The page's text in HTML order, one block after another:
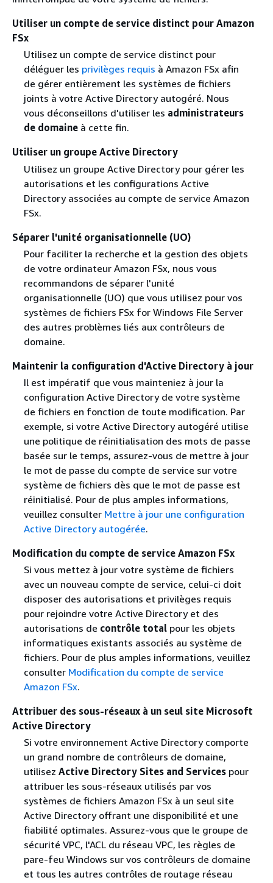
Utiliser un compte de service distinct pour Amazon
FSx
Utilisez un compte de service distinct pour
déléguer les privilèges requis à Amazon FSx afin
de gérer entièrement les systèmes de fichiers
joints à votre Active Directory autogéré. Nous
vous déconseillons d'utiliser les administrateurs
de domaineà cette fin.
Utiliser un groupe Active Directory
Utilisez un groupe Active Directory pour gérer les
autorisations et les configurations Active
Directory associées au compte de service Amazon
FSx.
Séparer l'unité organisationnelle (UO)
Pour faciliter la recherche et la gestion des objets
de votre ordinateur Amazon FSx, nous vous
recommandons de séparer l'unité
organisationnelle (UO) que vous utilisez pour vos
systèmes de fichiers FSx for Windows File Server
des autres problèmes liés aux contrôleurs de
domaine.
Maintenir la configuration d'Active Directory à jour
Il est impératif que vous mainteniez à jour la
configuration Active Directory de votre système
de fichiers en fonction de toute modification. Par
exemple, si votre Active Directory autogéré utilise
une politique de réinitialisation des mots de passe
basée sur le temps, assurez-vous de mettre à jour
le mot de passe du compte de service sur votre
système de fichiers dès que le mot de passe est
réinitialisé. Pour de plus amples informations,
veuillez consulter Mettre à jour une configuration
Active Directory autogérée.
Modification du compte de service Amazon FSx
Si vous mettez à jour votre système de fichiers
avec un nouveau compte de service, celui-ci doit
disposer des autorisations et privilèges requis
pour rejoindre votre Active Directory et des
autorisations de contrôle totalpour les objets
informatiques existants associés au système de
fichiers. Pour de plus amples informations, veuillez
consulter Modification du compte de service
Amazon FSx.
Attribuer des sous-réseaux à un seul site Microsoft
Active Directory
Si votre environnement Active Directory comporte
un grand nombre de contrôleurs de domaine,
utilisez Active Directory Sites and Servicespour
attribuer les sous-réseaux utilisés par vos
systèmes de fichiers Amazon FSx à un seul site
Active Directory offrant une disponibilité et une
fiabilité optimales. Assurez-vous que le groupe de
sécurité VPC, l'ACL du réseau VPC, les règles de
pare-feu Windows sur vos contrôleurs de domaine
et tous les autres contrôles de routage réseau